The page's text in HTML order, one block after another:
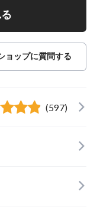
ョップに質問する
(597)